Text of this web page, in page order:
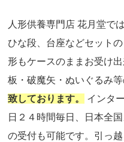
人形供養専門店 花月堂で
ひな段、台座などセット
形もケースのままお受け
板・破魔矢・ぬいぐるみ
致しております。
インタ
日２４時間毎日、日本全
の受付も可能です。引っ